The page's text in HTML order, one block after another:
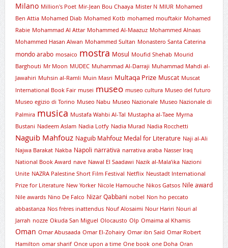
Milano Million's Poet Mir-Jean Bou Chaaya Mister N MIUR Mohamed
Ben Attia Mohamed Diab Mohamed Kotb mohamed mouftakir Mohamed
Rabie Mohammad Al Attar Mohammed Al-Maazuz Mohammed Alnaas
Mohammed Hasan Alwan Mohammed Sultan Monastero Santa Caterina
mondo arabo mosaico mostra Mosul Moufid Shehab Mourid
Barghouti Mr Moon MUDEC Muhammad Al-Darraji Muhammad Mahdi al-
Jawahiri Muhsin al-Ramli Muin Masri Multaqa Prize Muscat Muscat
International Book Fair musei museo museo cultura Museo del futuro
Museo egizio di Torino Museo Nabu Museo Nazionale Museo Nazionale di
Palmira musica Mustafa Wahbi Al-Tal Mustapha al-Taee Myrna
Bustani Nadeem Aslam Nadia Lotfy Nadia Murad Nadia Rocchetti
Naguib Mahfouz Naguib Mahfouz Medal for Literature Naji al-Ali
Najwa Barakat Nakba Napoli narrativa narrativa araba Nasser Iraq
National Book Award nave Nawal El Saadawi Nazik al-Mala’ika Nazioni
Unite NAZRA Palestine Short Film Festival Netflix Neustadt International
Prize for Literature New Yorker Nicole Hamouche Nikos Gatsos Nile award
Nile awards Nino De Falco Nizar Qabbani nobel Non ho peccato
abbastanza Nos frères inattendus Nouf Alosaimi Nour Hariri Nouri al
Jarrah nozze Okuda San Miguel Olocausto Olp Omaima al Khamis
Oman Omar Abusaada Omar El-Zohairy Omar ibn Said Omar Robert
Hamilton omar sharif Once upon a time One book one Doha Oran